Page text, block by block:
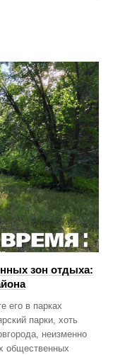
зон отдыха:
его в парках
парки, хоть
неизменно
общественных